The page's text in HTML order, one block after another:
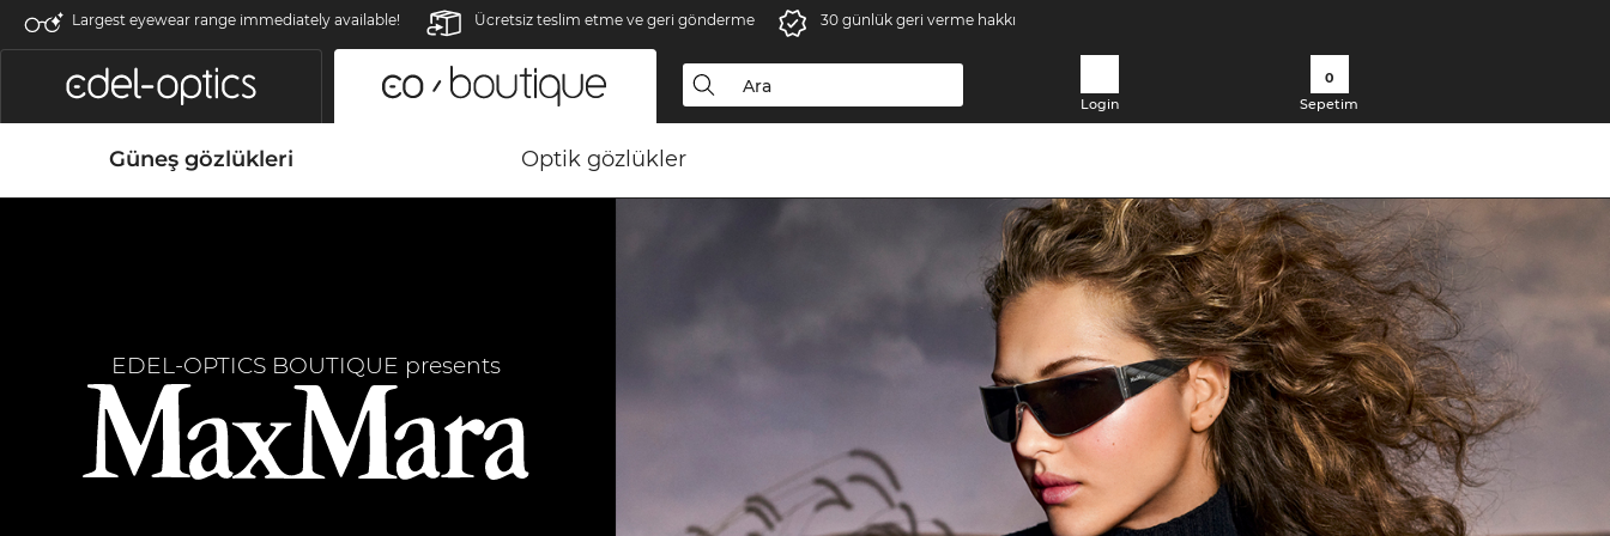
Largest eyewear range immediately available! Ücretsiz teslim etme ve geri gönderme 30 günlük geri verme hakkı
Login
0
Sepetim
Güneş gözlükleri Optik gözlükler
EDEL-OPTICS BOUTIQUE presents